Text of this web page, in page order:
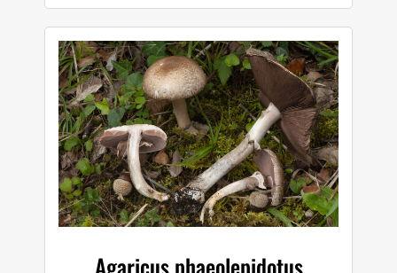
Agaricus phaeolepidotus